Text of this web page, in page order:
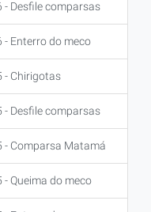
- Desfile comparsas
- Enterro do meco
- Chirigotas
- Desfile comparsas
- Comparsa Matamá
- Queima do meco